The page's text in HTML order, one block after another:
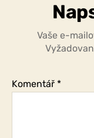
Vaše e-
Komentář *